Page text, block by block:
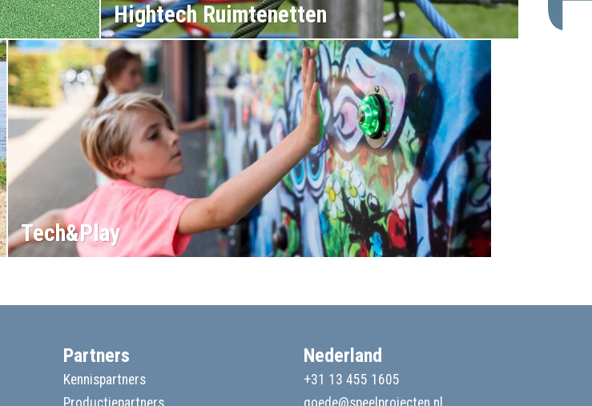
Hightech Ruimtenetten
Tech&Play
Partners
Kennispartners
Nederland
+31 13 455 1605